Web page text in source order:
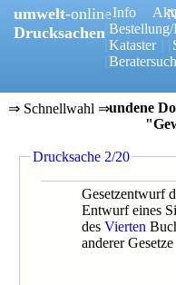
umwelt-online
Drucksachen
[Info
[ Bestellung/
Kataster] [
46 gefundene
⇒ Schnellwahl ⇒
0226/1/19
Drucksache 2/20
Gesetzentwurf
Entwurf eines
desVierten
anderer Gesetze